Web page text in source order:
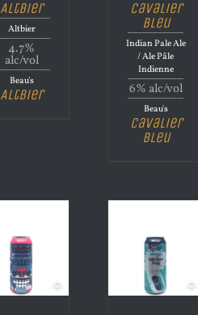
Altbier
Altbier
4.7%
alc/vol
Beau's
Altbier
Cavalier
Bleu
Indian Pale Ale
/ Ale Pâle
Indienne
6% alc/vol
Beau's
Cavalier
Bleu